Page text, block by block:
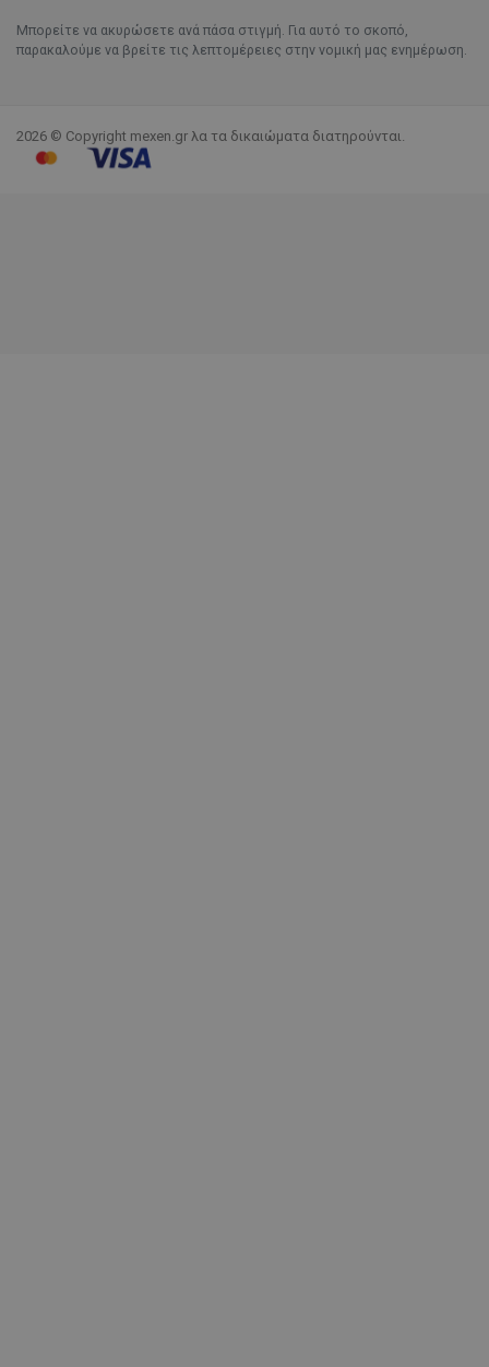
Μπορείτε να ακυρώσετε ανά πάσα στιγμή. Για αυτό το σκοπό,
παρακαλούμε να βρείτε τις λεπτομέρειες στην νομική μας ενημέρωση.
2026 © Copyright mexen.gr λα τα δικαιώματα διατηρούνται.